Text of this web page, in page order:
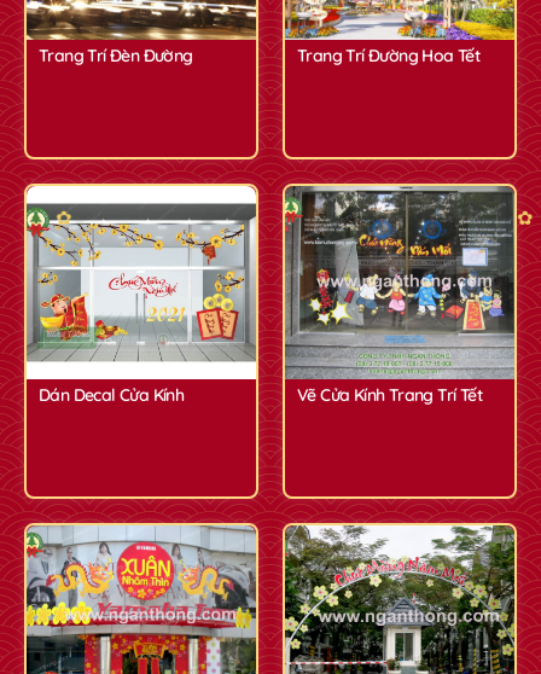
Trang Trí Đèn Đường Trang Trí Đường Hoa Tết
Dán Decal Cửa Kính Vẽ Cửa Kính Trang Trí Tết
✿
✿